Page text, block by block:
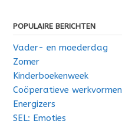
POPULAIRE BERICHTEN
Vader- en moederdag
Zomer
Kinderboekenweek
Coöperatieve werkvormen
Energizers
SEL: Emoties